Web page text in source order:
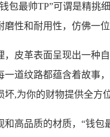
包最帅TP”可谓是精挑
性和耐用性，仿佛一
，皮革表面呈现出一种
一道纹路都蕴含着故事
,为你的财物提供全方
和高品质的材质，“钱